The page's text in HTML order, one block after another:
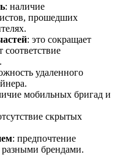
: наличие
прошедших
: это сокращает
соответствие
удаленного
мобильных бригад и
скрытых
: предпочтение
брендами.